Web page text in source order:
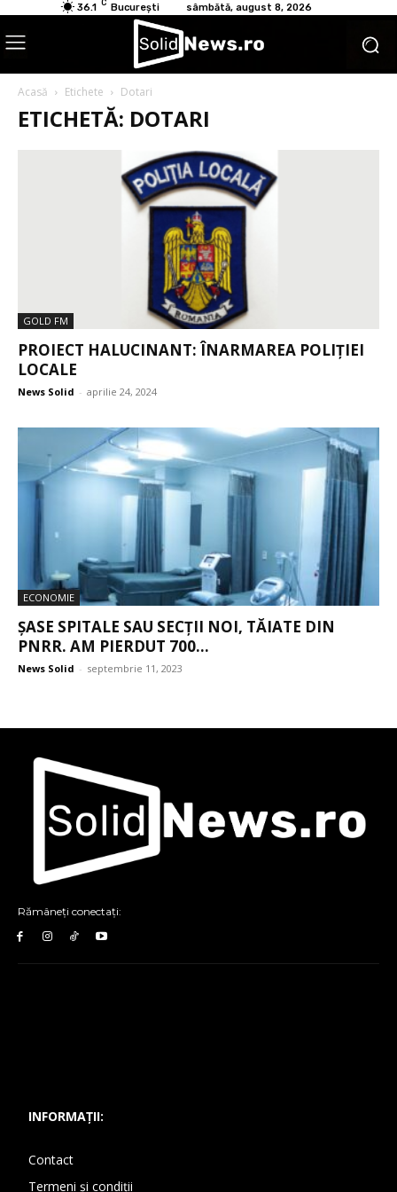
36.1 C București sâmbătă, august 8, 2026
Acasă Etichete Dotari
ETICHETĂ: DOTARI
GOLD FM
PROIECT HALUCINANT: ÎNARMAREA POLIȚIEI
LOCALE
News Solid - aprilie 24, 2024
ECONOMIE
ȘASE SPITALE SAU SECȚII NOI, TĂIATE DIN
PNRR. AM PIERDUT 700...
News Solid - septembrie 11, 2023
Rămâneți conectați:
INFORMAȚII:
Contact
Termeni și condiții